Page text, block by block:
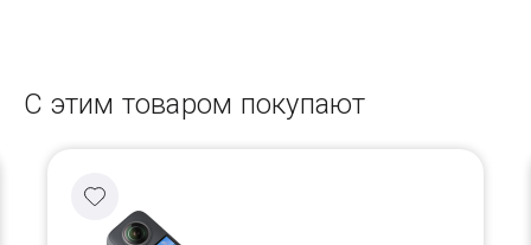
С этим товаром покупают